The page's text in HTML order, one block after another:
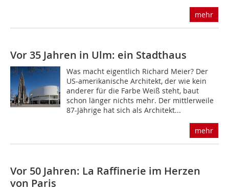
mehr
Vor 35 Jahren in Ulm: ein Stadthaus
Was macht eigentlich Richard Meier? Der
US-amerikanische Architekt, der wie kein
anderer für die Farbe Weiß steht, baut
schon länger nichts mehr. Der mittlerweile
87-Jährige hat sich als Architekt...
mehr
Vor 50 Jahren: La Raffinerie im Herzen
von Paris